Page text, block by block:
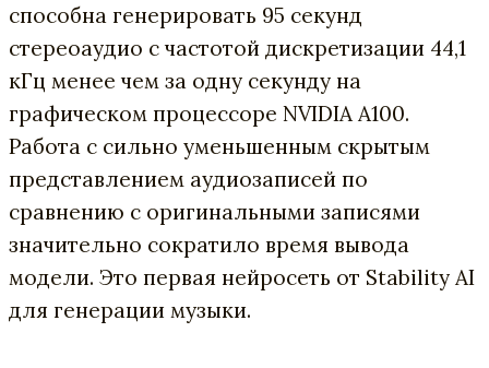
способна генерировать 95 секунд
стереоаудио с частотой дискретизации 44,1
кГц менее чем за одну секунду на
графическом процессоре NVIDIA A100.
Работа с сильно уменьшенным скрытым
представлением аудиозаписей по
сравнению с оригинальными записями
значительно сократило время вывода
модели. Это первая нейросеть от Stability AI
для генерации музыки.